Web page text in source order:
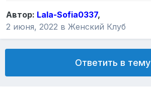
Автор: Lala-Sofia0337,
2 июня, 2022 в Женский Клуб
Ответить в тему